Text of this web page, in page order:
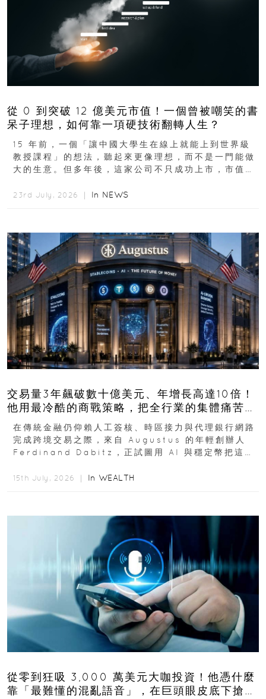
從 0 到突破 12 億美元市值！一個曾被嘲笑的書
呆子理想，如何靠一項硬技術翻轉人生？
15 年前，一個「讓中國大學生在線上就能上到世界級
教授課程」的想法，聽起來更像理想，而不是一門能做
大的生意。但多年後，這家公司不只成功上市，市值更
23rd July, 2026 ｜ In NEWS
交易量3年飆破數十億美元、年增長高達10倍！
他用最冷酷的商戰策略，把全行業的集體痛苦榨
成百億金庫
在傳統金融仍仰賴人工簽核、時區接力與代理銀行網路
完成跨境交易之際，來自 Augustus 的年輕創辦人
Ferdinand Dabitz，正試圖用 AI 與穩定幣把這套
15th July, 2026 ｜ In WEALTH
從零到狂吸 3,000 萬美元大咖投資！他憑什麼
靠「最難懂的混亂語音」，在巨頭眼皮底下搶下